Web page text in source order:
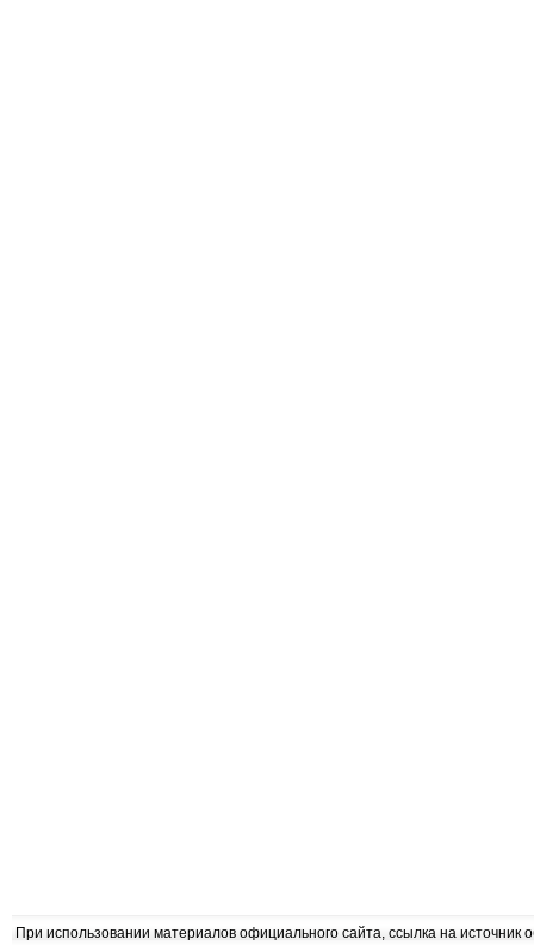
При использовании материалов официального сайта, ссылка на источник